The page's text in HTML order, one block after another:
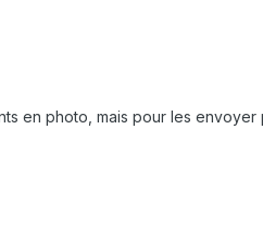
en photo, mais pour les envoyer